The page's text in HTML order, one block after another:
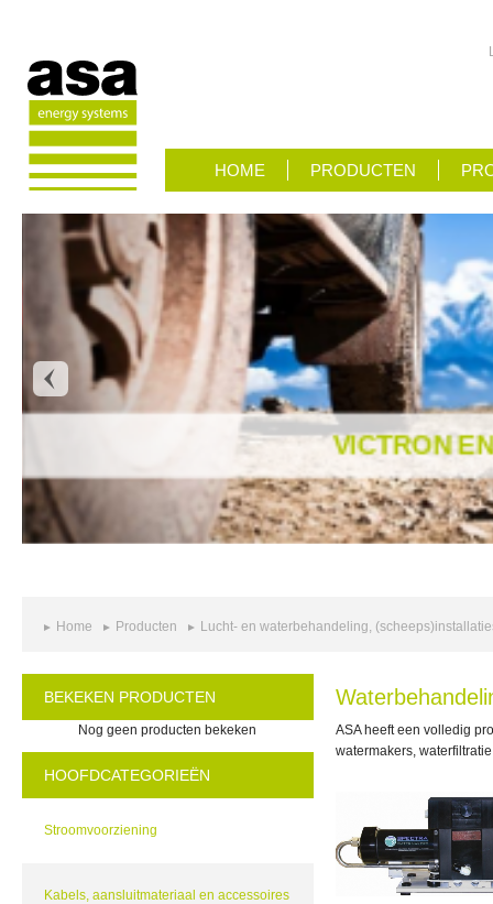
HOME PRODUCTEN
VICTRON
Home Producten Lucht- en waterbehandeling,
BEKEKEN PRODUCTEN
Nog geen producten bekeken
HOOFDCATEGORIEËN
Stroomvoorziening
Kabels, aansluitmateriaal en accessoires
ASA heeft een volledig
watermakers,